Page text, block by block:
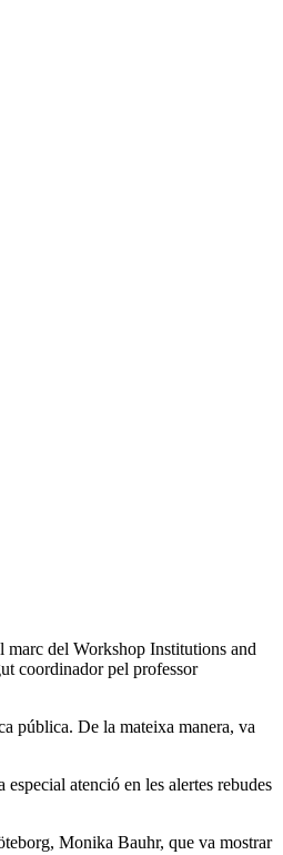
marc del Workshop Institutions and
coordinador pel professor
pública. De la mateixa manera, va
atenció en les alertes rebudes
Monika Bauhr, que va mostrar